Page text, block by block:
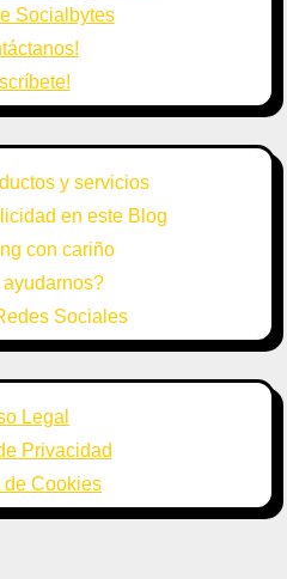
Socialbytes
y servicios
en este Blog
con cariño
Sociales
Legal
Privacidad
de Cookies